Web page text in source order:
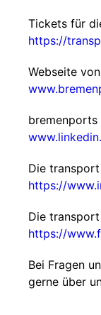
Tickets für
https://
Webseite
bremenports
Die
https://
Die
https://
Bei Fragen
gerne über